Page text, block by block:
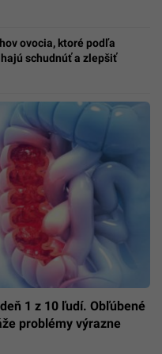
ovocia, ktoré podľa
schudnúť a zlepšiť
1 z 10 ľudí. Obľúbené
problémy výrazne